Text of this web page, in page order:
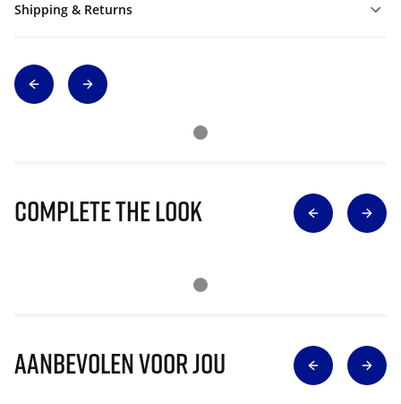
Shipping & Returns
Complete The Look
Aanbevolen voor jou